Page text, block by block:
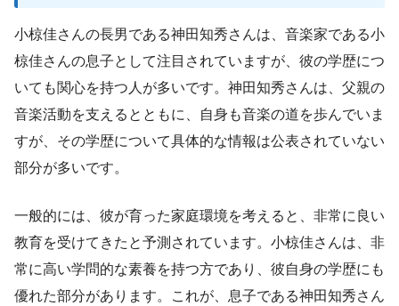
小椋佳さんの長男である神田知秀さんは、音楽家である小
椋佳さんの息子として注目されていますが、彼の学歴につ
いても関心を持つ人が多いです。神田知秀さんは、父親の
音楽活動を支えるとともに、自身も音楽の道を歩んでいま
すが、その学歴について具体的な情報は公表されていない
部分が多いです。
一般的には、彼が育った家庭環境を考えると、非常に良い
教育を受けてきたと予測されています。小椋佳さんは、非
常に高い学問的な素養を持つ方であり、彼自身の学歴にも
優れた部分があります。これが、息子である神田知秀さん